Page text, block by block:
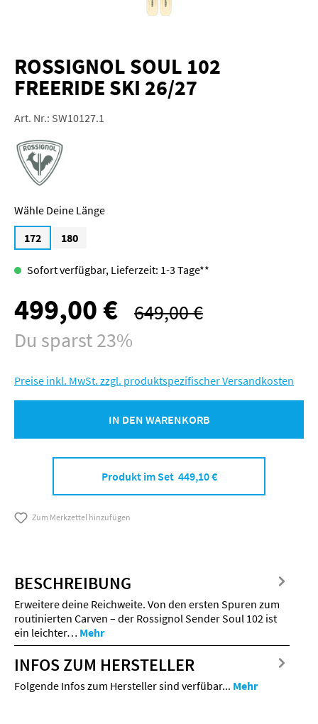
ROSSIGNOL SOUL 102
FREERIDE SKI 26/27
Art. Nr.: SW10127.1
Länge
172
180
Sofort verfügbar, Lieferzeit: 1-3 Tage**
Verkaufspreis:
499,00 € Regulärer Preis:
649,00 €
Du sparst 23%
Preise inkl. MwSt. zzgl. produktspezifischer Versandkosten
IN DEN WARENKORB
Produkt im Set 449,10 €
Zum Merkzettel hinzufügen
BESCHREIBUNG
Erweitere deine Reichweite. Von den ersten Spuren zum
routinierten Carven – der Rossignol Sender Soul 102 ist
ein leichter… Mehr
INFOS ZUM HERSTELLER
Folgende Infos zum Hersteller sind verfübar... Mehr